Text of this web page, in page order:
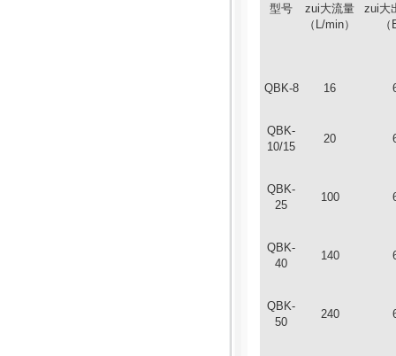
型号
zui大流量
（L/min）
zui大
QBK-8 16
QBK-
10/15
20
QBK-
25
100
QBK-
40
140
QBK-
50
240